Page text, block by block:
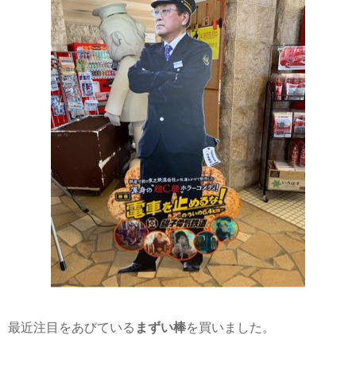
最近注目をあびている まずい棒を買いました。